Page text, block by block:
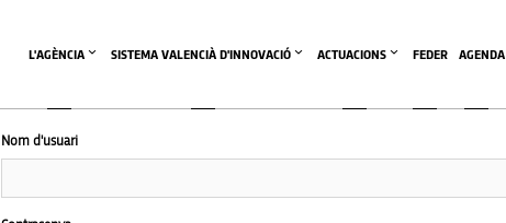
L'AGÈNCIA SISTEMA VALENCIÀ D'INNOVACIÓ ACTUACIONS FEDER AGENDA
Nom d'usuari